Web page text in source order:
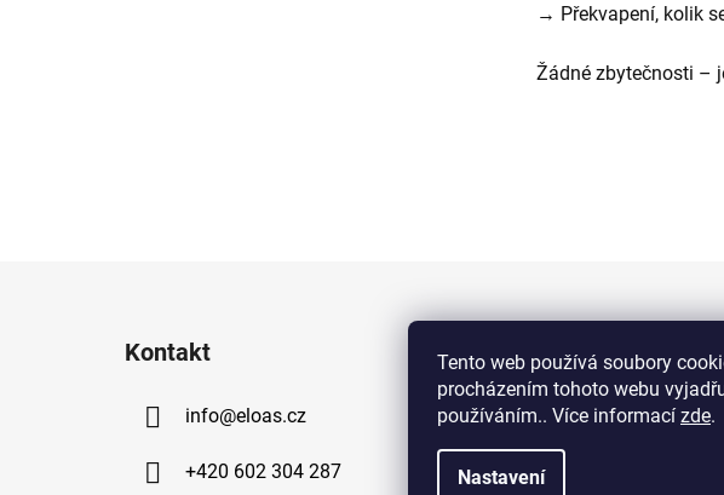
Tento web používá soubory
procházením tohoto webu
používáním.. Více informací zde.
Nastavení
→ Překvapení, kolik
Žádné zbytečnosti –
Kontakt
info@eloas.cz
+420 602 304 287
Informace
Kontakty